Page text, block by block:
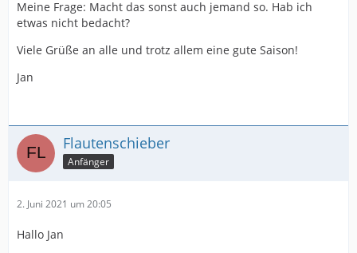
Meine Frage: Macht das sonst auch jemand so. Hab ich
etwas nicht bedacht?
Viele Grüße an alle und trotz allem eine gute Saison!
Jan
Flautenschieber
Anfänger
2. Juni 2021 um 20:05
Hallo Jan